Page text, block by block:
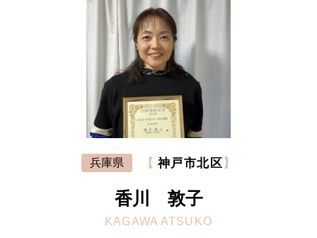
兵庫県 【 神戸市北区 】
香川 敦子
KAGAWA ATSUKO